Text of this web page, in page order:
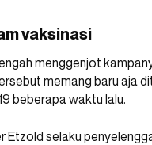
vaksinasi
menggenjot
memang baru aja
beberapa waktu lalu.
Etzold selaku